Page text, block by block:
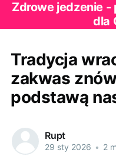
Zdrowe jedzenie -
dla
Tradycja
zakwas
podstawą
Rupt
29 sty 2026 • 2